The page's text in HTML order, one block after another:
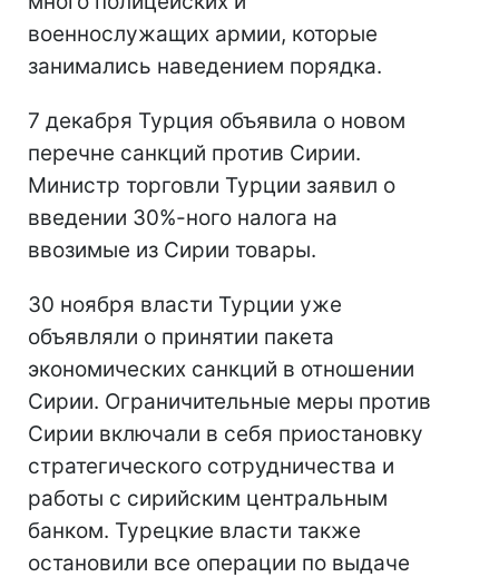
военнослужащих армии, которые
занимались наведением порядка.
7 декабря Турция объявила о новом
перечне санкций против Сирии.
Министр торговли Турции заявил о
введении 30%-ного налога на
ввозимые из Сирии товары.
30 ноября власти Турции уже
объявляли о принятии пакета
экономических санкций в отношении
Сирии. Ограничительные меры против
Сирии включали в себя приостановку
стратегического сотрудничества и
работы с сирийским центральным
банком. Турецкие власти также
остановили все операции по выдаче